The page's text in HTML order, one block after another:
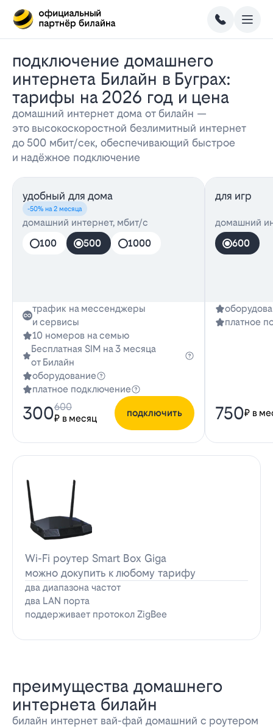
Подключение домашнего
интернета Билайн в Буграх:
тарифы на 2026 год и цена
домашний интернет дома от билайн —
это высокоскоростной безлимитный интернет
до 500 мбит/сек, обеспечивающий быстрое
и надёжное подключение
удобный для дома
-50% на 2 месяца
домашний интернет, мбит/с
100
500 1000
трафик на мессенджеры
и сервисы
10 номеров на семью
Бесплатная SIM на 3 месяца
от Билайн
оборудование
платное подключение
300₽ в месяц
600
подключить
для игр
домашний
600
платное
750₽ в
Wi-Fi роутер Smart Box Giga
можно докупить к любому тарифу
два диапазона частот
два LAN порта
поддерживает протокол ZigBee
преимущества домашнего
интернета билайн
билайн интернет вай-фай домашний с роутером